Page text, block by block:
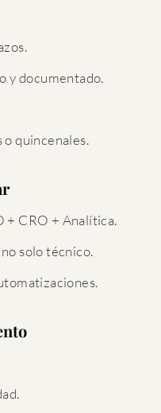
y documentado.
o quincenales.
+ CRO + Analítica.
solo técnico.